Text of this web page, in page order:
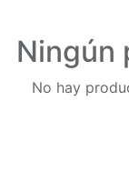
Ningún
No hay